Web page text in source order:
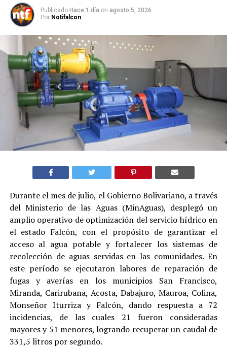
Publicado Hace 1 día on agosto 5, 2026
Por Notifalcon
Durante el mes de julio, el Gobierno Bolivariano, a través
del Ministerio de las Aguas (MinAguas), desplegó un
amplio operativo de optimización del servicio hídrico en
el estado Falcón, con el propósito de garantizar el
acceso al agua potable y fortalecer los sistemas de
recolección de aguas servidas en las comunidades. En
este período se ejecutaron labores de reparación de
fugas y averías en los municipios San Francisco,
Miranda, Carirubana, Acosta, Dabajuro, Mauroa, Colina,
Monseñor Iturriza y Falcón, dando respuesta a 72
incidencias, de las cuales 21 fueron consideradas
mayores y 51 menores, logrando recuperar un caudal de
331,5 litros por segundo.